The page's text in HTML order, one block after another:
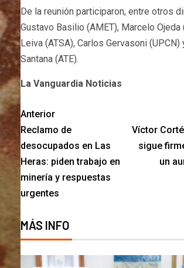
De la reunión participaron, entre otros
Gustavo Basilio (AMET), Marcelo Ojeda
Leiva (ATSA), Carlos Gervasoni (UPCN)
Santana (ATE).
La Vanguardia Noticias
Anterior
Reclamo de
desocupados en Las
Heras: piden trabajo en
minería y respuestas
urgentes
Víctor
sigue
un
MÁS INFO